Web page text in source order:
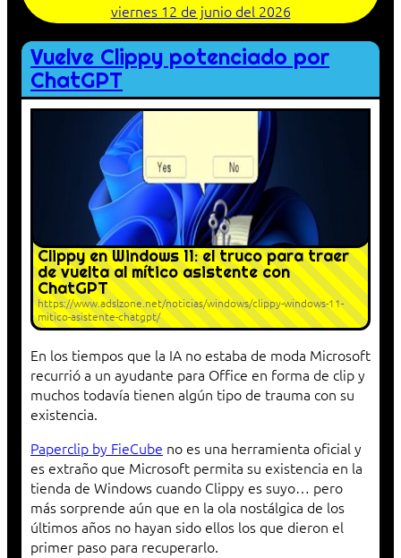
viernes 12 de junio del 2026
Vuelve Clippy potenciado por
ChatGPT
Clippy en Windows 11: el truco para traer
de vuelta al mítico asistente con
ChatGPT
https://www.adslzone.net/noticias/windows/clippy-windows-11-
mitico-asistente-chatgpt/
En los tiempos que la IA no estaba de moda Microsoft
recurrió a un ayudante para Office en forma de clip y
muchos todavía tienen algún tipo de trauma con su
existencia.
Paperclip by FieCube no es una herramienta oficial y
es extraño que Microsoft permita su existencia en la
tienda de Windows cuando Clippy es suyo… pero
más sorprende aún que en la ola nostálgica de los
últimos años no hayan sido ellos los que dieron el
primer paso para recuperarlo.